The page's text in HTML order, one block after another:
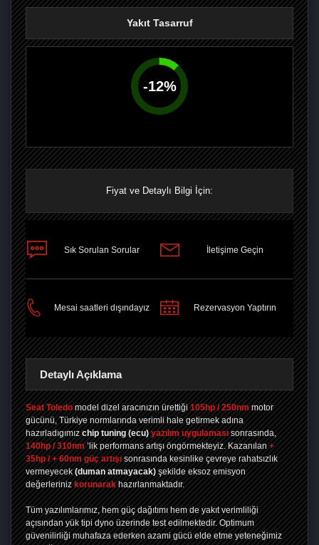
Yakıt Tasarruf
-12%
Fiyat ve Detaylı Bilgi İçin:
Sık Sorulan Sorular İletişime Geçin
Mesai saatleri dışındayız Rezervasyon Yaptırın
Detaylı Açıklama
Seat Toledo model dizel aracınızın ürettiği 105hp / 250nm motor
gücünü, Türkiye normlarında verimli hale getirmek adına
hazırladıgımız chip tuning (ecu) yazılım uygulaması sonrasında,
140hp / 310nm ’lik performans artışı öngörmekteyiz. Kazanılan +
35hp / + 60nm güç artışı sonrasında kesinlike çevreye rahatsızlık
vermeyecek (duman atmayacak) şekilde eksoz emisyon
değerleriniz korunarak hazırlanmaktadır.
Tüm yazılımlarımız, hem güç dağıtımı hem de yakıt verimliliği
açısından yük tipi dyno üzerinde test edilmektedir. Optimum
güvenilirliği muhafaza ederken azami gücü elde etme yeteneğimiz